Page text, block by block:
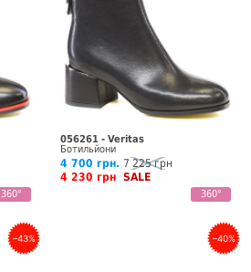
360°
056261 - Veritas
Ботильйони
4 700 грн. 7 225 грн
4 230 грн SALE
360°
–43% –40%